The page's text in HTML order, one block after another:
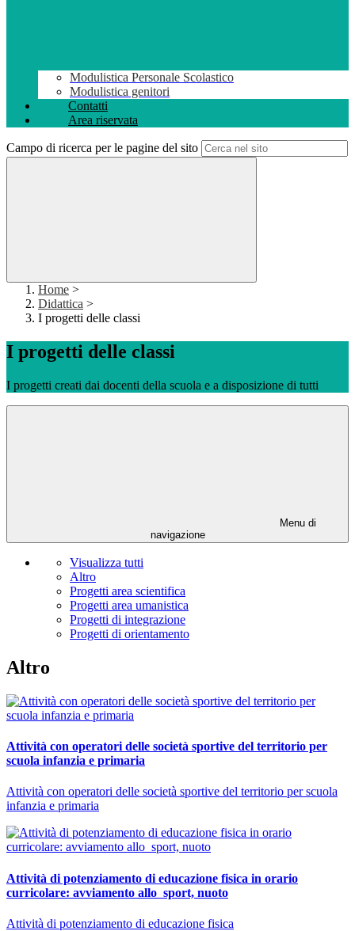
Modulistica Personale Scolastico
Modulistica genitori
Contatti
Area riservata
Campo di ricerca per le pagine del sito
Home >
Didattica >
I progetti delle classi
I progetti delle classi
I progetti creati dai docenti della scuola e a disposizione di tutti
Menu di
navigazione
Visualizza tutti
Altro
Progetti area scientifica
Progetti area umanistica
Progetti di integrazione
Progetti di orientamento
Altro
Attività con operatori delle società sportive del territorio per
scuola infanzia e primaria
Attività con operatori delle società sportive del territorio per scuola
infanzia e primaria
Attività di potenziamento di educazione fisica in orario
curricolare: avviamento allo sport, nuoto
Attività di potenziamento di educazione fisica